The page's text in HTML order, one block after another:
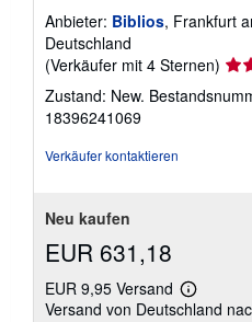
Anbieter: Biblios, Frankfurt
Deutschland
(Verkäufer mit 4 Sternen)
von
Zustand: New.
18396241069
Verkäufer kontaktieren
Neu kaufen
EUR 631,18
EUR 9,95 Versand
Weitere
Versand von Deutschland